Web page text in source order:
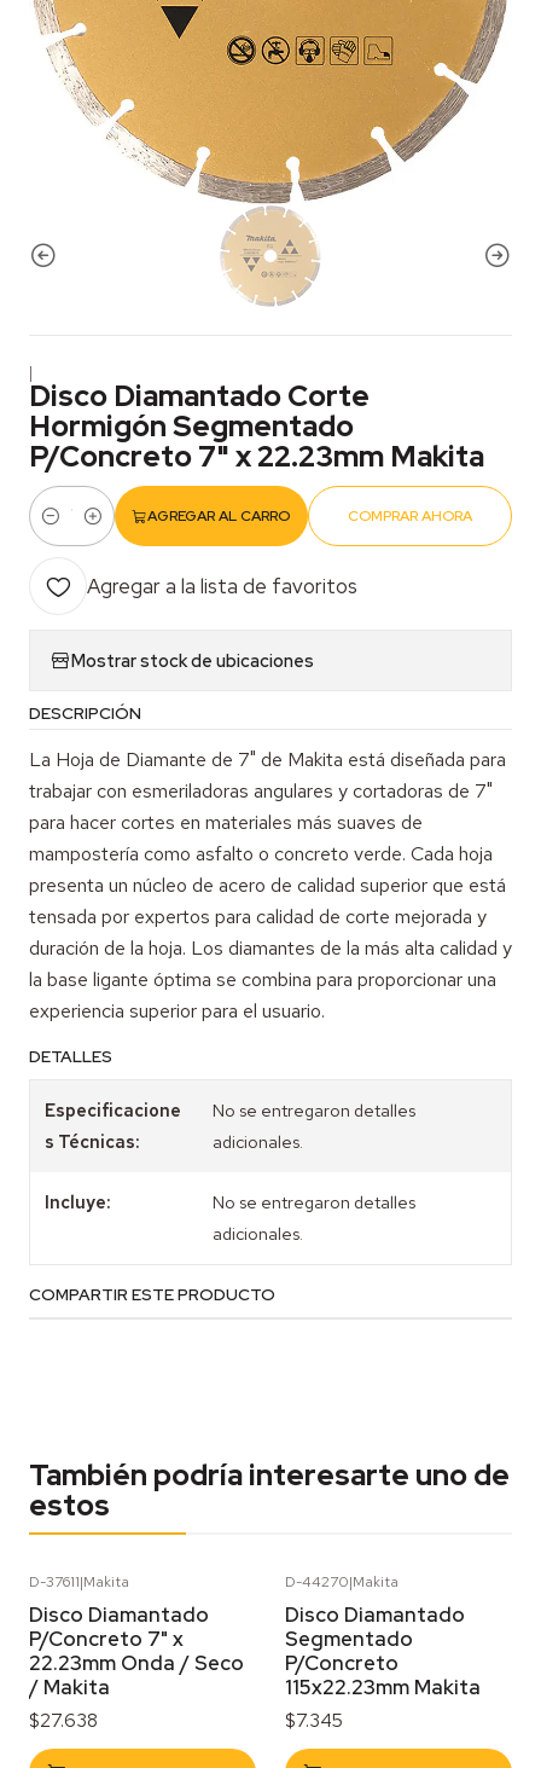
|
Disco Diamantado Corte
Hormigón Segmentado
P/Concreto 7" x 22.23mm Makita
Cantidad
AGREGAR AL CARRO COMPRAR AHORA
Agregar a la lista de favoritos
Mostrar stock de ubicaciones
DESCRIPCIÓN
La Hoja de Diamante de 7" de Makita está diseñada para
trabajar con esmeriladoras angulares y cortadoras de 7"
para hacer cortes en materiales más suaves de
mampostería como asfalto o concreto verde. Cada hoja
presenta un núcleo de acero de calidad superior que está
tensada por expertos para calidad de corte mejorada y
duración de la hoja. Los diamantes de la más alta calidad y
la base ligante óptima se combina para proporcionar una
experiencia superior para el usuario.
DETALLES
Especificacione
s Técnicas:
No se entregaron detalles
adicionales.
Incluye:
No se entregaron detalles
adicionales.
COMPARTIR ESTE PRODUCTO
También podría interesarte uno de
estos
D-37611|Makita
Disco Diamantado
P/Concreto 7" x
22.23mm Onda / Seco
/ Makita
$27.638
D-44270|Makita
Disco Diamantado
Segmentado
P/Concreto
115x22.23mm Makita
$7.345